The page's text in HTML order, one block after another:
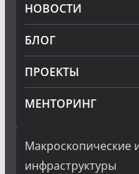
НОВОСТИ
БЛОГ
ПРОЕКТЫ
МЕНТОРИНГ
Макроскопические
инфраструктуры